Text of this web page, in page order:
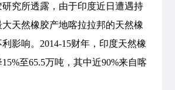
所透露，由于印度近日遭遇持
天然橡胶产地喀拉拉邦的天然橡
影响。2014-15财年，印度天然橡
至65.5万吨，其中近90%来自喀